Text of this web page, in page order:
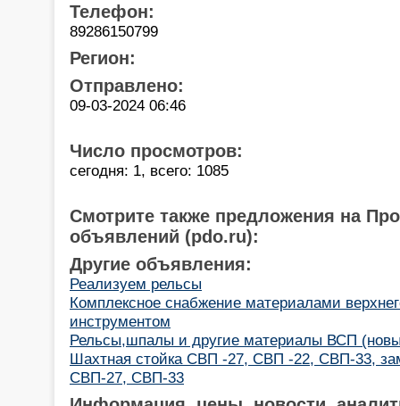
Телефон:
89286150799
Регион:
Отправлено:
09-03-2024 06:46
Число просмотров:
сегодня: 1, всего: 1085
Смотрите также предложения на
объявлений (pdo.ru):
Другие объявления:
Реализуем рельсы
Комплексное снабжение материалами
инструментом
Рельсы,шпалы и другие материалы ВСП
Шахтная стойка СВП -27, СВП -22, СВП-33,
СВП-27, СВП-33